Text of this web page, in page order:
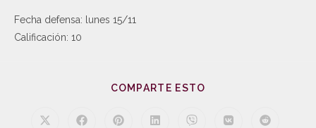
Fecha defensa: lunes 15/11
Calificación: 10
COMPARTE ESTO